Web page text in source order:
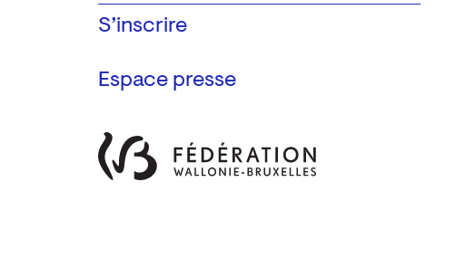
Espace presse